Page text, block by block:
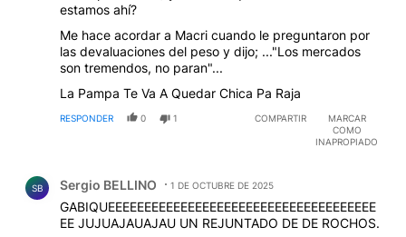
estamos ahí?
Me hace acordar a Macri cuando le preguntaron por
las devaluaciones del peso y dijo; ..."Los mercados
son tremendos, no paran"...
La Pampa Te Va A Quedar Chica Pa Raja
RESPONDER 0 1 COMPARTIR
MARCAR
COMO
INAPROPIADO
SB Sergio BELLINO 1 DE OCTUBRE DE 2025
GABIQUEEEEEEEEEEEEEEEEEEEEEEEEEEEEEEEEEEEEE
EE JUJUAJAUAJAU UN REJUNTADO DE DE ROCHOS.